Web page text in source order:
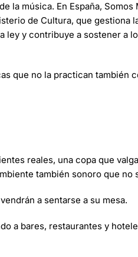
la música. En España,
de Cultura, que gestiona
y contribuye a sostener a
que no la practican también
reales, una copa que
también sonoro que no
a sentarse a su mesa.
a bares, restaurantes y